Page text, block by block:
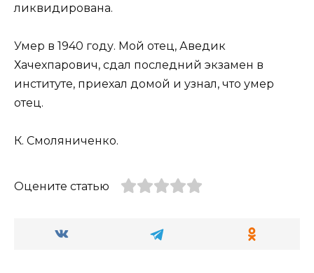
ликвидирована.
Умер в 1940 году. Мой отец, Аведик
Хачехпарович, сдал последний экзамен в
институте, приехал домой и узнал, что умер
отец.
К. Смоляниченко.
Оцените статью